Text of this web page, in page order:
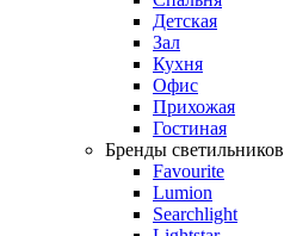
Детская
Зал
Кухня
Офис
Прихожая
Гостиная
Бренды светильников
Favourite
Lumion
Searchlight